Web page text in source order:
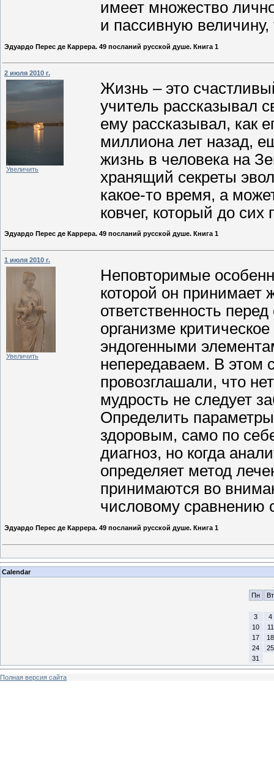
имеет множество
и пассивную
Эдуардо Перес де Каррера. 49 посланий русской душе. Книга 1
2 июля 2010 г.
Увеличить
Жизнь – это
учитель рассказывал
ему рассказывал, как
миллиона лет назад,
жизнь в человека на
хранящий секреты
какое-то время, а
ковчег, который до
Эдуардо Перес де Каррера. 49 посланий русской душе. Книга 1
1 июля 2010 г.
Увеличить
Неповторимые
которой он принимает
ответственность
организме
эндогенными
непередаваем. В
провозглашали, что
мудрость не следует
Определить
здоровым, само по
диагноз, но когда
определяет метод
принимаются во
числовому сравнению
Эдуардо Перес де Каррера. 49 посланий русской душе. Книга 1
Calendar
Пн
Вт
3
4
10
11
17
18
24
25
31
Полная версия сайта